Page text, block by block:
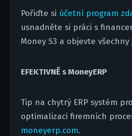
Pořiďte si účetní program
usnadněte si práci s
Money S3 a objevte všechny
EFEKTIVNĚ s MoneyERP
Tip na chytrý ERP systém
optimalizaci firemních
moneyerp.com.